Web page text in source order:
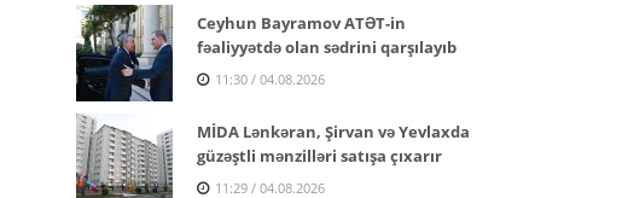
Ceyhun Bayramov ATƏT-in
fəaliyyətdə olan sədrini qarşılayıb
11:30 / 04.08.2026
MİDA Lənkəran, Şirvan və Yevlaxda
güzəştli mənzilləri satışa çıxarır
11:29 / 04.08.2026